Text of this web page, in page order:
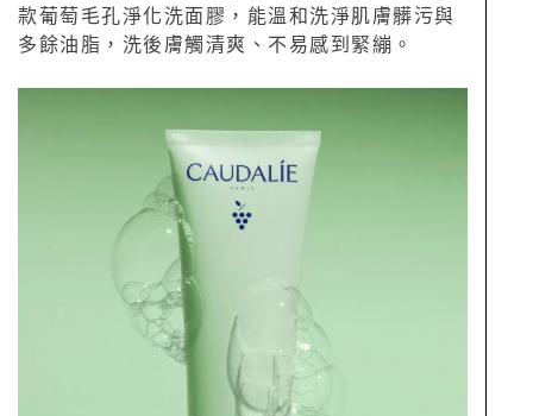
款葡萄毛孔淨化洗面膠，能溫和洗淨肌膚髒污與
多餘油脂，洗後膚觸清爽、不易感到緊繃。